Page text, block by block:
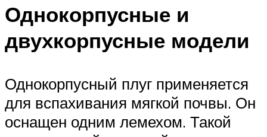
Однокорпусные и
двухкорпусные модели
Однокорпусный плуг применяется
для вспахивания мягкой почвы. Он
оснащен одним лемехом. Такой